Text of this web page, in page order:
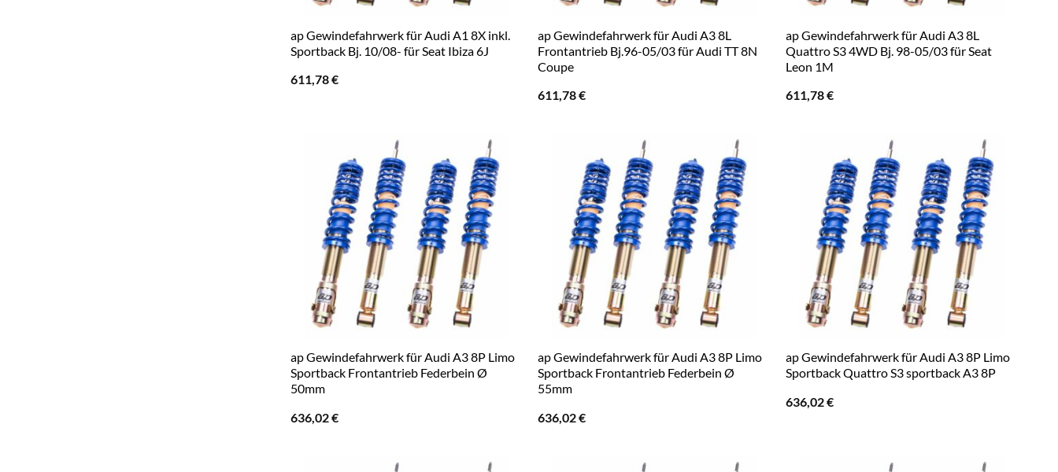
ap Gewindefahrwerk für Audi A1 8X inkl.
Sportback Bj. 10/08- für Seat Ibiza 6J
611,78€
ap Gewindefahrwerk für Audi A3 8L
Frontantrieb Bj.96-05/03 für Audi TT 8N
Coupe
611,78€
ap Gewindefahrwerk für Audi A3 8L
Quattro S3 4WD Bj. 98-05/03 für Seat
Leon 1M
611,78€
ap Gewindefahrwerk für Audi A3 8P Limo
Sportback Frontantrieb Federbein Ø
50mm
636,02€
ap Gewindefahrwerk für Audi A3 8P Limo
Sportback Frontantrieb Federbein Ø
55mm
636,02€
ap Gewindefahrwerk für Audi A3 8P Limo
Sportback Quattro S3 sportback A3 8P
636,02€